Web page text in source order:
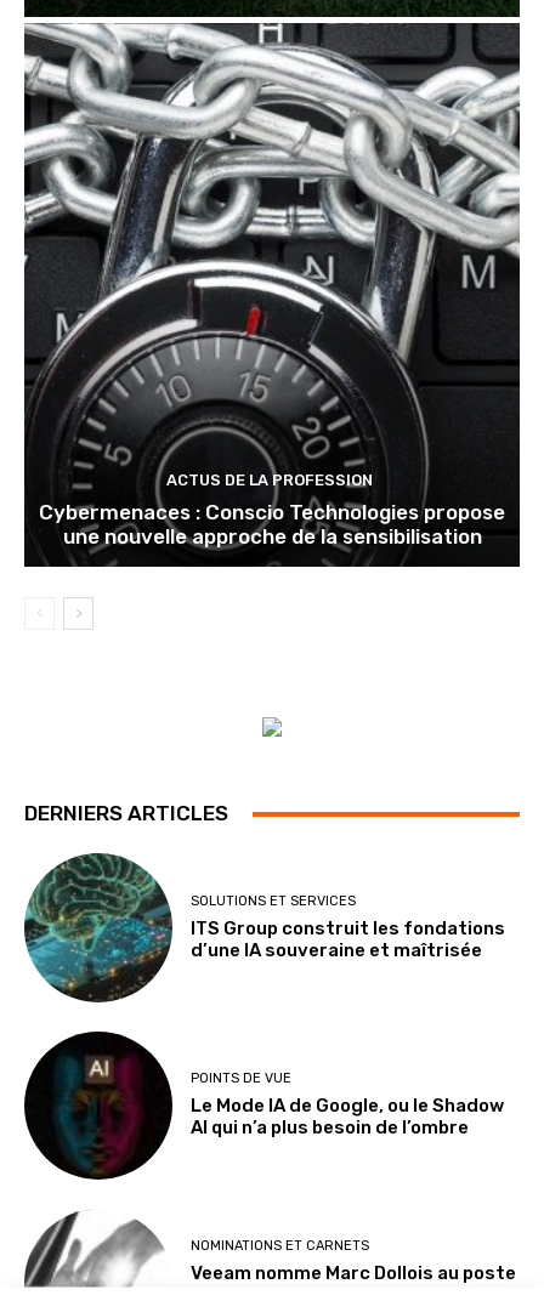
ACTUS DE LA PROFESSION
Cybermenaces : Conscio Technologies propose
une nouvelle approche de la sensibilisation
DERNIERS ARTICLES
SOLUTIONS ET SERVICES
ITS Group construit les fondations
d’une IA souveraine et maîtrisée
POINTS DE VUE
Le Mode IA de Google, ou le Shadow
AI qui n’a plus besoin de l’ombre
NOMINATIONS ET CARNETS
Veeam nomme Marc Dollois au poste